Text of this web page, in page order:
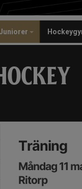
Träning
Måndag 11
Ritorp